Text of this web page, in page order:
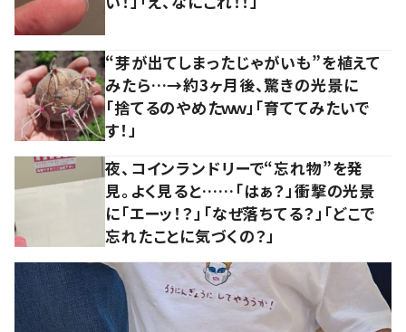
“芽が出てしまったじゃがいも”を植えて
みたら…→約3ヶ月後、驚きの光景に
「捨てるのやめたｗｗ」「育ててみたいで
す！」
夜、コインランドリーで“忘れ物”を発
見。よく見ると……「はぁ？」衝撃の光景
に「エーッ！？」「なぜ落ちてる？」「どこで
忘れたことに気づくの？」